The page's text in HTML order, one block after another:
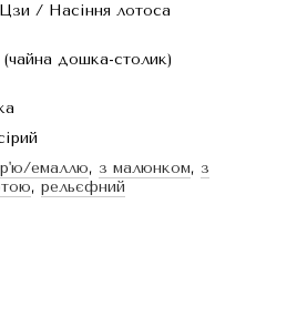
/ Насіння лотоса
(чайна дошка-столик)
емаллю, з малюнком, з
, рельєфний